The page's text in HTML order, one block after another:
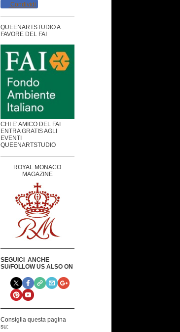
Condividi
QUEENARTSTUDIO A
FAVORE DEL FAI
CHI E' AMICO DEL FAI
ENTRA GRATIS AGLI
EVENTI
QUEENARTSTUDIO
ROYAL MONACO
MAGAZINE
SEGUICI ANCHE
SU/FOLLOW US ALSO ON
Consiglia questa pagina
su: